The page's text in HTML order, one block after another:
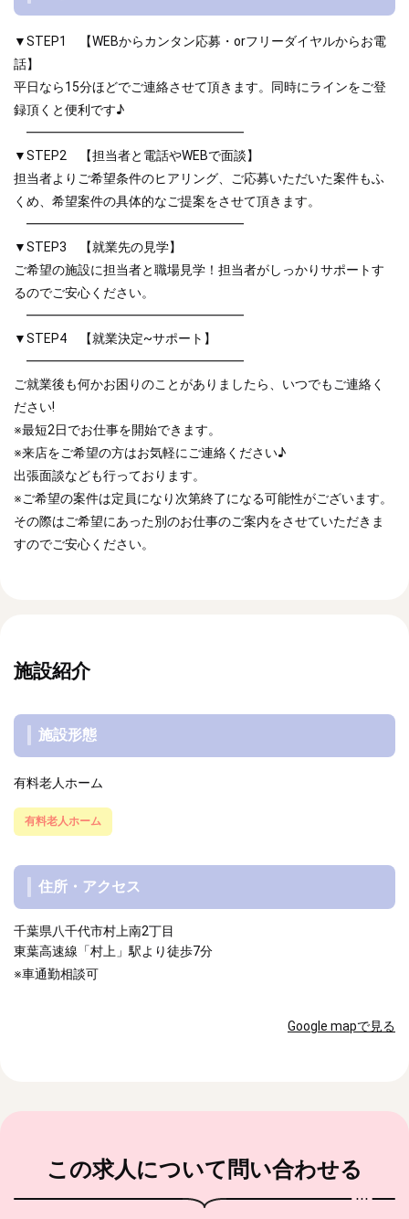
▼STEP1 【WEBからカンタン応募・orフリーダイヤルからお電
話】
平日なら15分ほどでご連絡させて頂きます。同時にラインをご登
録頂くと便利です♪
━━━━━━━━━━━━━━━━━
▼STEP2 【担当者と電話やWEBで面談】
担当者よりご希望条件のヒアリング、ご応募いただいた案件もふ
くめ、希望案件の具体的なご提案をさせて頂きます。
━━━━━━━━━━━━━━━━━
▼STEP3 【就業先の見学】
ご希望の施設に担当者と職場見学！担当者がしっかりサポートす
るのでご安心ください。
━━━━━━━━━━━━━━━━━
▼STEP4 【就業決定~サポート】
━━━━━━━━━━━━━━━━━
ご就業後も何かお困りのことがありましたら、いつでもご連絡く
ださい!
※最短2日でお仕事を開始できます。
※来店をご希望の方はお気軽にご連絡ください♪
出張面談なども行っております。
※ご希望の案件は定員になり次第終了になる可能性がございます。
その際はご希望にあった別のお仕事のご案内をさせていただきま
すのでご安心ください。
施設紹介
施設形態
有料老人ホーム
有料老人ホーム
住所・アクセス
千葉県八千代市村上南2丁目
東葉高速線「村上」駅より徒歩7分
※車通勤相談可
Google mapで見る
この求人について問い合わせる